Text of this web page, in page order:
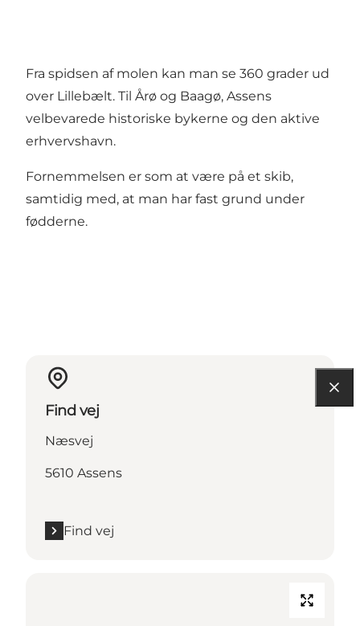
Fra spidsen af molen kan man se 360 grader ud
over Lillebælt. Til Årø og Baagø, Assens
velbevarede historiske bykerne og den aktive
erhvervshavn.
Fornemmelsen er som at være på et skib,
samtidig med, at man har fast grund under
fødderne.
Find vej
Næsvej
5610 Assens
Find vej